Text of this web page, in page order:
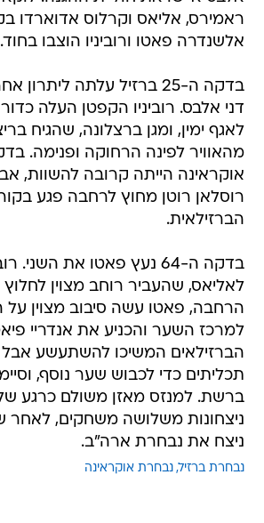
ראמירס, אליאס וקרלוס אדוארדו
אלשנדרה פאטו ורוביניו הוצבו בחוד.
בדקה ה-25 ברזיל עלתה
דני אלבס. רוביניו הקפטן העלה
לאגף ימין, ומגן ברצלונה, שהגיח
אוקראינה הייתה קרובה להשוות,
רוסלאן רוטן מחוץ לרחבה פגע
הברזילאית.
בדקה ה-64 נעץ פאטו את השני.
לאליאס, שהעביר רוחב מצוין לחלוץ
הרחבה, פאטו עשה סיבוב מצוין על
למרכז השער והכניע את אנדריי
הברזילאים המשיכו להשתעשע אבל
תכליתים כדי לכבוש שער נוסף,
ברשת. למנזס מאזן משולם כרגע
ניצחונות משלושה משחקים, לאחר
ניצח את נבחרת ארה"ב.
נבחרת ברזיל נבחרת אוקראינה